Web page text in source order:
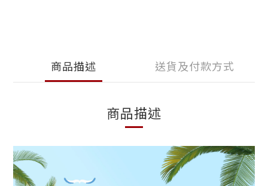
商品描述 送貨及付款方式
商品描述